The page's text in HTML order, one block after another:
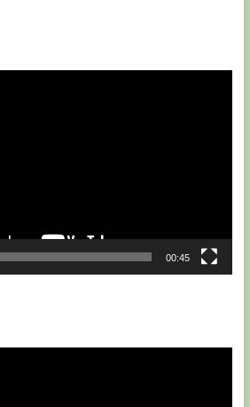
00:45